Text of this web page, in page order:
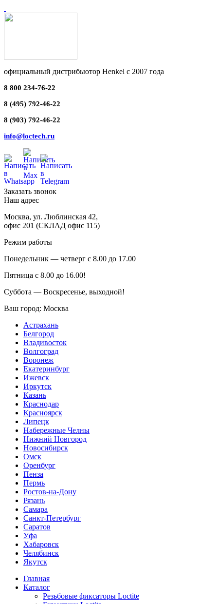
официальный дистрибьютор Henkel с 2007 года
8 800 234-76-22
8 (495) 792-46-22
8 (903) 792-46-22
info@loctech.ru
Заказать звонок
Наш адрес
Москва, ул. Люблинская 42,
офис 201 (СКЛАД офис 115)
Режим работы
Понедельник — четверг с 8.00 до 17.00
Пятница с 8.00 до 16.00!
Суббота — Воскресенье, выходной!
Ваш город: Москва
Астрахань
Белгород
Владивосток
Волгоград
Воронеж
Екатеринбург
Ижевск
Иркутск
Казань
Краснодар
Красноярск
Липецк
Набережные Челны
Нижний Новгород
Новосибирск
Омск
Оренбург
Пенза
Пермь
Ростов-на-Дону
Рязань
Самара
Санкт-Петербург
Саратов
Уфа
Хабаровск
Челябинск
Якутск
Главная
Каталог
Резьбовые фиксаторы Loctite